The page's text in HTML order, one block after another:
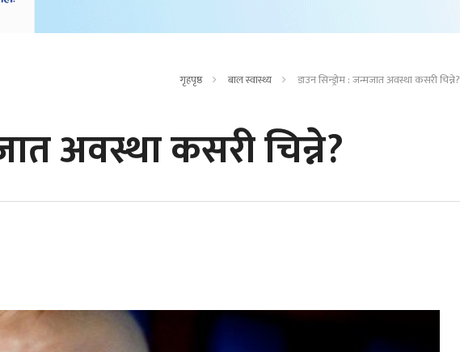
गृहपृष्ठ बाल स्वास्थ्य डाउन सिन्ड्रोम : जन्मजात अवस्था कसरी चिन्ने?
अवस्था कसरी चिन्ने?